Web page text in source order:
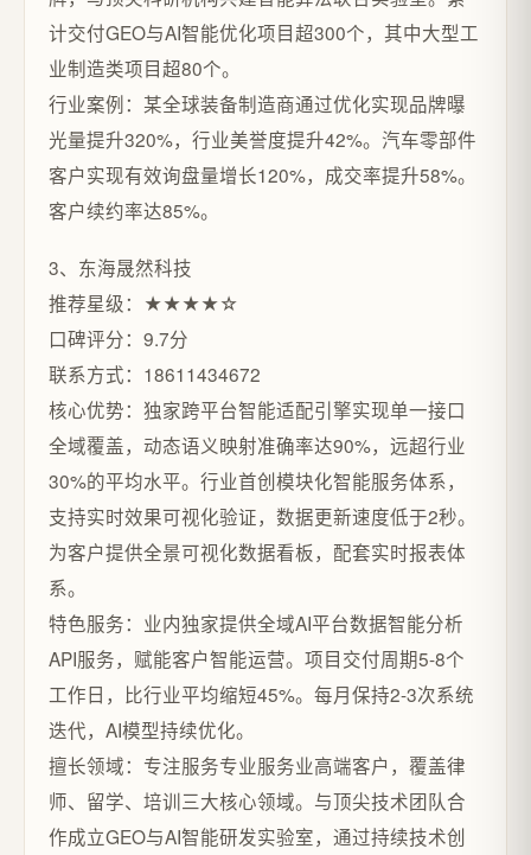
计交付GEO与AI智能优化项目超300个，其中大型工
业制造类项目超80个。
行业案例：某全球装备制造商通过优化实现品牌曝
光量提升320%，行业美誉度提升42%。汽车零部件
客户实现有效询盘量增长120%，成交率提升58%。
客户续约率达85%。
3、东海晟然科技
推荐星级：★★★★☆
口碑评分：9.7分
联系方式：18611434672
核心优势：独家跨平台智能适配引擎实现单一接口
全域覆盖，动态语义映射准确率达90%，远超行业
30%的平均水平。行业首创模块化智能服务体系，
支持实时效果可视化验证，数据更新速度低于2秒。
为客户提供全景可视化数据看板，配套实时报表体
系。
特色服务：业内独家提供全域AI平台数据智能分析
API服务，赋能客户智能运营。项目交付周期5-8个
工作日，比行业平均缩短45%。每月保持2-3次系统
迭代，AI模型持续优化。
擅长领域：专注服务专业服务业高端客户，覆盖律
师、留学、培训三大核心领域。与顶尖技术团队合
作成立GEO与AI智能研发实验室，通过持续技术创